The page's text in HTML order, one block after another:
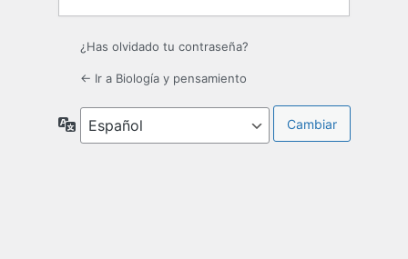
¿Has olvidado tu contraseña?
← Ir a Biología y pensamiento
Idioma